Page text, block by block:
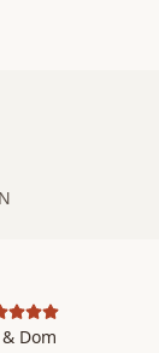
Dom